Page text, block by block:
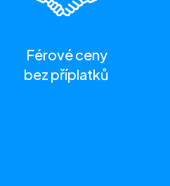
Férové ceny
bez příplatků